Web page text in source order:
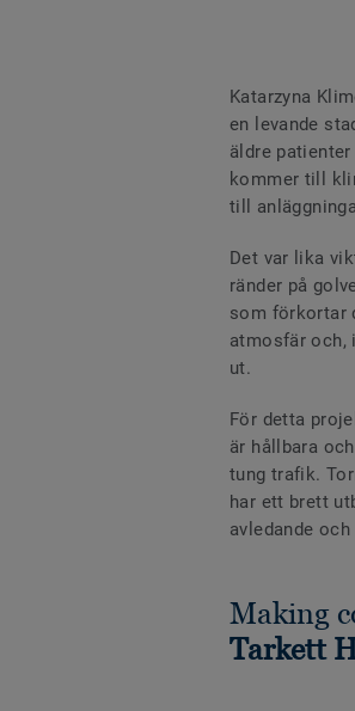
Katarzyna
en levande
äldre
kommer till
till
Det var lika
ränder på
som förkortar
atmosfär och,
ut.
För detta
är hållbara
tung trafik.
har ett brett
avledande
Making
Tarkett